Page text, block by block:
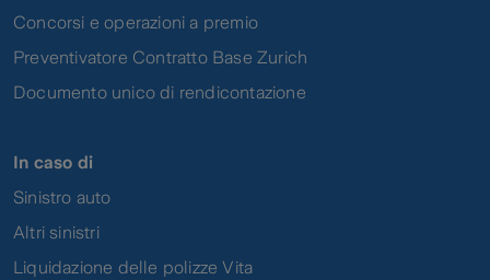
Concorsi e operazioni a premio
Preventivatore Contratto Base Zurich
Documento unico di rendicontazione
In caso di
Sinistro auto
Altri sinistri
Liquidazione delle polizze Vita